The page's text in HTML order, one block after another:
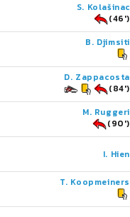
S. Kolašinac
(46')
B. Djimsiti
D. Zappacosta
(84')
M. Ruggeri
(90')
I. Hien
T. Koopmeiners